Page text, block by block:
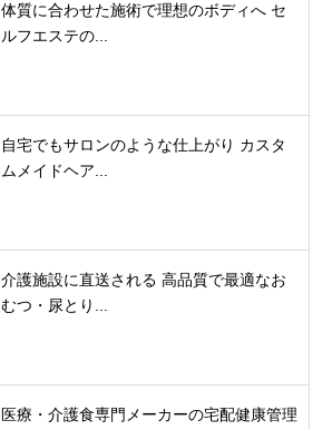
体質に合わせた施術で理想のボディへ セ
ルフエステの...
自宅でもサロンのような仕上がり カスタ
ムメイドヘア...
介護施設に直送される 高品質で最適なお
むつ・尿とり...
医療・介護食専門メーカーの宅配健康管理